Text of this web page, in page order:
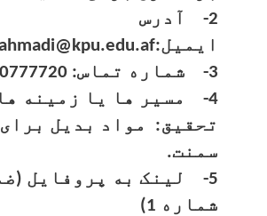
2- آدرس
ایمیل:l.ahmadi@kpu.edu.af
3- شماره تماس: 0730777720
4- مسیر ها یا زمینه
تحقیق: مواد بدیل
سمنت.
5- لینک به پروفایل
شماره 1)